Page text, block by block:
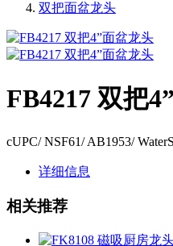
双把面盆龙头
FB4217 双把
cUPC/ NSF61/ AB1953/
详细信息
相关推荐